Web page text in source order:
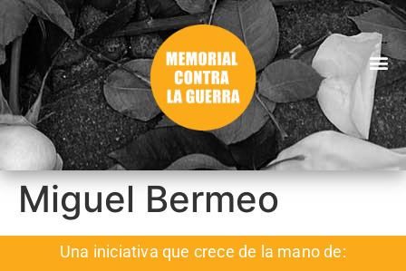
Miguel Bermeo
Una iniciativa que crece de la mano de: